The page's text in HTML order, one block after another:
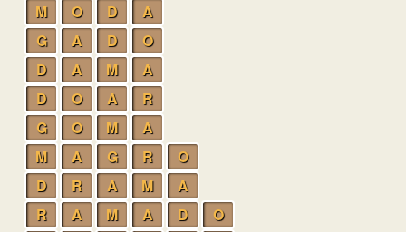
M
O D
A
G
A D
O
D
A M
A
D
O A
R
G
O M
A
M
A G R
O
D
R A M
A
R
A M A D
O